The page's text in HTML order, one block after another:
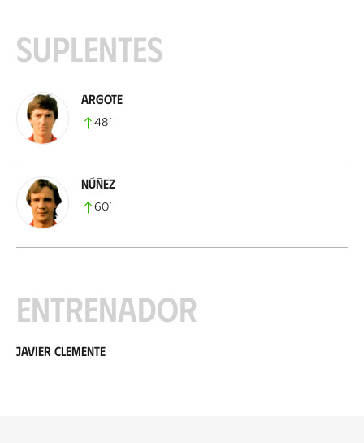
Suplentes
Argote
48’
Núñez
60’
Entrenador
Javier Clemente